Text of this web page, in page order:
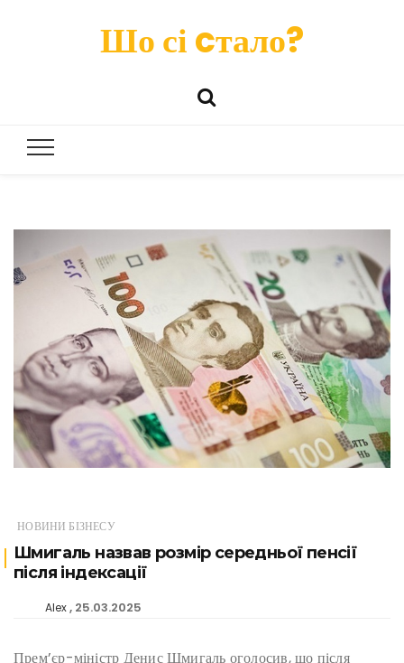
Шо сі cтало?
НОВИНИ БІЗНЕСУ
Шмигаль назвав розмір середньої пенсії
після індексації
Alex 25.03.2025
Прем’єр-міністр Денис Шмигаль оголосив, що після